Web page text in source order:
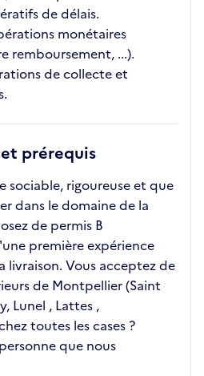
de délais.
monétaires
remboursement, ...).
de collecte et
prérequis
sociable, rigoureuse et que
dans le domaine de la
de permis B
première expérience
livraison. Vous acceptez de
de Montpellier (Saint
Lunel , Lattes ,
toutes les cases ?
que nous